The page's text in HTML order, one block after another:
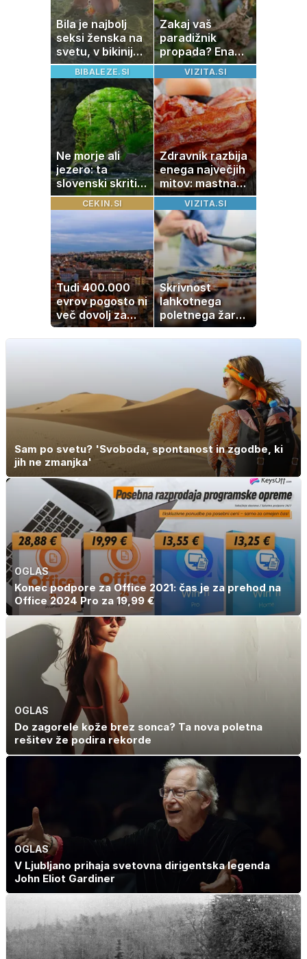
Bila je najbolj
seksi ženska na
svetu, v bikiniju
znova navdušila
Zakaj vaš
paradižnik
propada? Ena
napaka lahko
uniči rastline –
tako jih rešite
BIBALEZE.SI
Ne morje ali
jezero: ta
slovenski skriti
raj je kot
ustvarjen za
družinski izlet
VIZITA.SI
Zdravnik razbija
enega največjih
mitov: mastna
jetra ne
nastanejo zaradi
slanine, temveč
zaradi živila, ki
ga imamo vsi
radi
CEKIN.SI
Tudi 400.000
evrov pogosto ni
več dovolj za
nakup
stanovanja
VIZITA.SI
Skrivnost
lahkotnega
poletnega žara,
po katerem ne
boste
popoldanskega
Sam po svetu? 'Svoboda, spontanost in zgodbe, ki
jih ne zmanjka'
OGLAS
Konec podpore za Office 2021: čas je za prehod na
Office 2024 Pro za 19,99 €
OGLAS
Do zagorele kože brez sonca? Ta nova poletna
rešitev že podira rekorde
OGLAS
V Ljubljano prihaja svetovna dirigentska legenda
John Eliot Gardiner